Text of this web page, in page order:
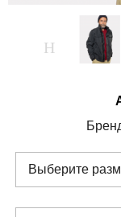
Выберите